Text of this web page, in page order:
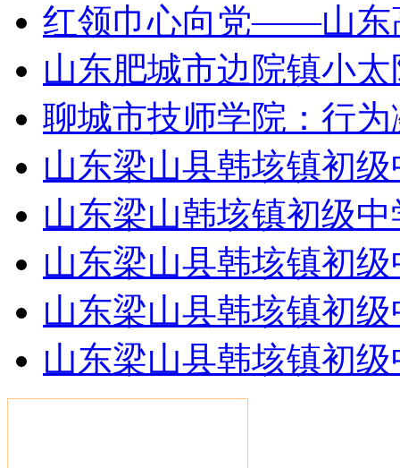
红领巾心向党——山东
山东肥城市边院镇小
聊城市技师学院：行
山东梁山县韩垓镇初
山东梁山韩垓镇初级
山东梁山县韩垓镇初
山东梁山县韩垓镇初
山东梁山县韩垓镇初